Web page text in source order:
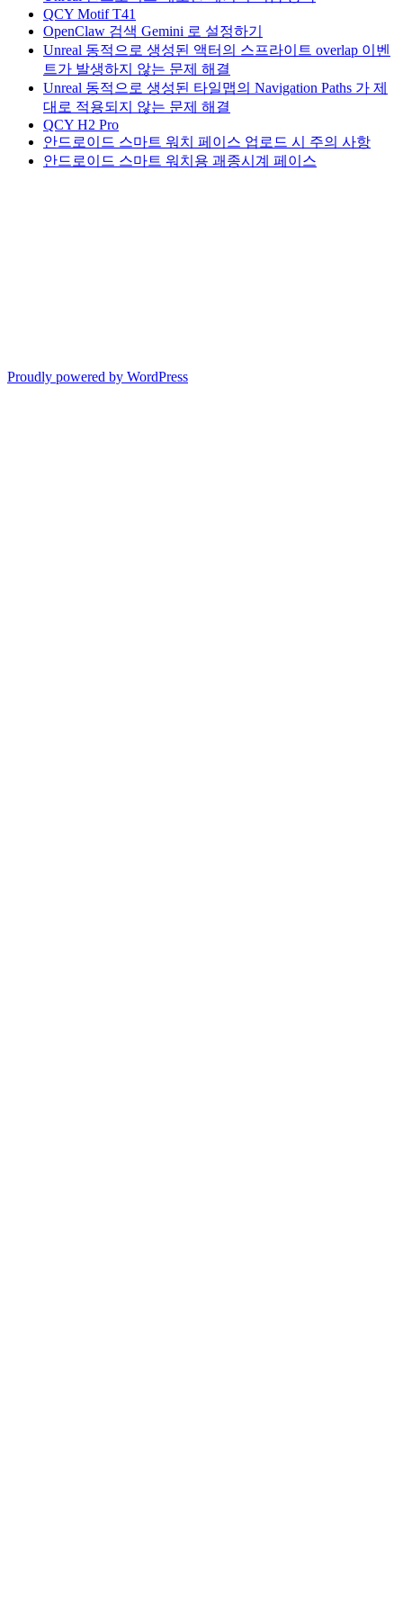
QCY Motif T41
OpenClaw 검색 Gemini 로 설정하기
Unreal 동적으로 생성된 액터의 스프라이트 overlap 이벤
트가 발생하지 않는 문제 해결
Unreal 동적으로 생성된 타일맵의 Navigation Paths 가 제
대로 적용되지 않는 문제 해결
QCY H2 Pro
안드로이드 스마트 워치 페이스 업로드 시 주의 사항
안드로이드 스마트 워치용 괘종시계 페이스
Proudly powered by WordPress